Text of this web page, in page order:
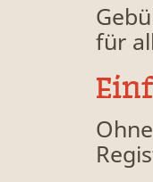
für
Ohne
MFG
MFG
MFG
MFG